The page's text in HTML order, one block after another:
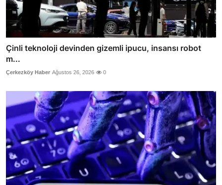
Çinli teknoloji devinden gizemli ipucu, insansı robot
m...
Çerkezköy Haber Ağustos 26, 2026 0